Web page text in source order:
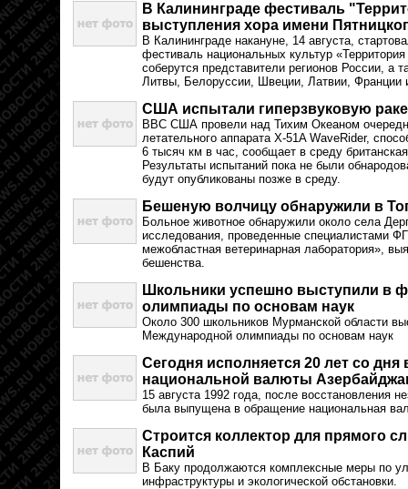
В Калининграде фестиваль
выступления хора имени
В Калининграде накануне, 14 августа,
фестиваль национальных культур
соберутся представители регионов России, а
Литвы, Белоруссии, Швеции, Латвии, Франции
США испытали гиперзвуковую
ВВС США провели над Тихим Океаном
летательного аппарата X-51A WaveRider,
6 тысяч км в час, сообщает в среду
Результаты испытаний пока не были
будут опубликованы позже в среду.
Бешеную волчицу обнаружили в
Больное животное обнаружили около села
исследования, проведенные специалистами
межобластная ветеринарная лаборатория»,
бешенства.
Школьники успешно выступили в
олимпиады по основам наук
Около 300 школьников Мурманской области
Международной олимпиады по основам наук
Сегодня исполняется 20 лет со
национальной валюты
15 августа 1992 года, после восстановления
была выпущена в обращение национальная
Строится коллектор для прямого
Каспий
В Баку продолжаются комплексные меры по
инфраструктуры и экологической обстановки.